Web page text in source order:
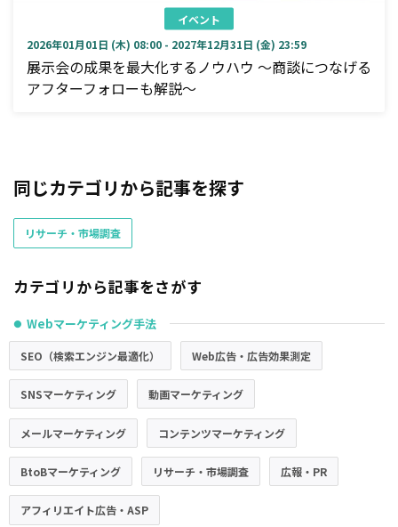
イベント
2026年01月01日 (木) 08:00 - 2027年12月31日 (金) 23:59
展示会の成果を最大化するノウハウ ～商談につなげる
アフターフォローも解説～
同じカテゴリから記事を探す
リサーチ・市場調査
カテゴリから記事をさがす
● Webマーケティング手法
SEO（検索エンジン最適化） Web広告・広告効果測定
SNSマーケティング 動画マーケティング
メールマーケティング コンテンツマーケティング
BtoBマーケティング リサーチ・市場調査 広報・PR
アフィリエイト広告・ASP